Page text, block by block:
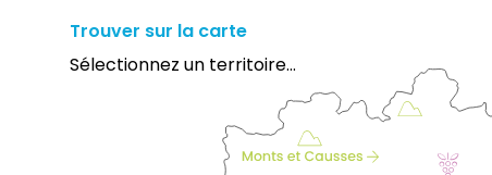
Trouver sur la carte
Sélectionnez un territoire...